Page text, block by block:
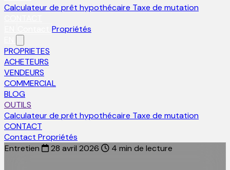
Calculateur de prêt hypothécaire Taxe de mutation
Propriétés
PROPRIETES
ACHETEURS
VENDEURS
COMMERCIAL
BLOG
OUTILS
Calculateur de prêt hypothécaire Taxe de mutation
CONTACT
Contact Propriétés
Entretien
28 avril 2026 4 min de lecture